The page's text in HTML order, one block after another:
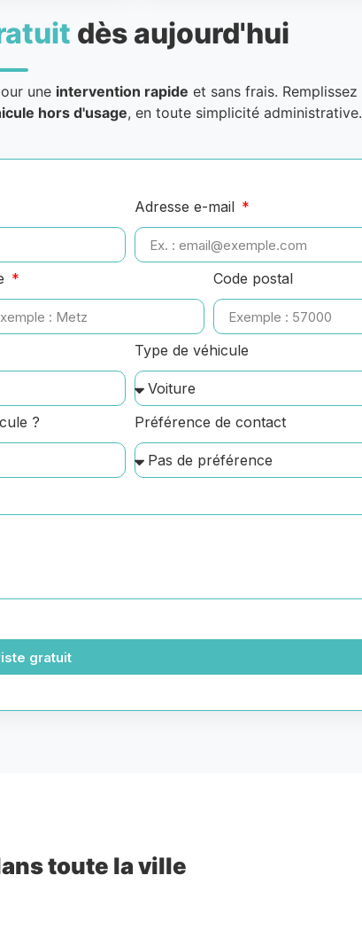
dès aujourd'hui
une intervention rapide et sans frais. Remplissez
hors d'usage, en toute simplicité administrative.
Adresse e-mail
Code postal
Type de véhicule
? Préférence de contact
gratuit
toute la ville